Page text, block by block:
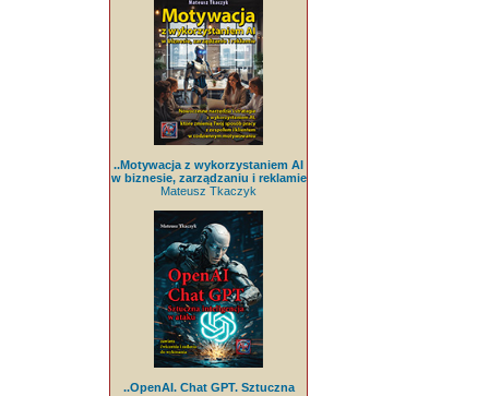
..Motywacja z wykorzystaniem AI
w biznesie, zarządzaniu i reklamie
Mateusz Tkaczyk
..OpenAI. Chat GPT. Sztuczna